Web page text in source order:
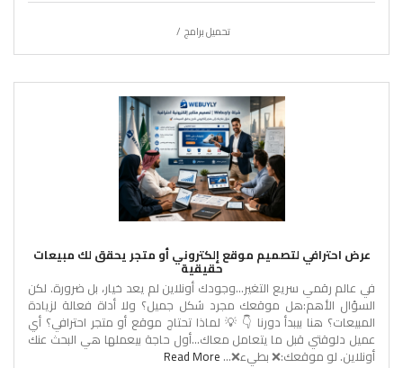
تحميل برامج
عرض احترافي لتصميم موقع إلكتروني أو متجر يحقق لك مبيعات
حقيقية
في عالم رقمي سريع التغير…وجودك أونلاين لم يعد خيار، بل ضرورة. لكن
السؤال الأهم:هل موقعك مجرد شكل جميل؟ ولا أداة فعالة لزيادة
المبيعات؟ هنا بيبدأ دورنا 👇 💡 لماذا تحتاج موقع أو متجر احترافي؟ أي
عميل دلوقتي قبل ما يتعامل معاك…أول حاجة بيعملها هي البحث عنك
أونلاين. لو موقعك:❌ بطيء❌... Read More